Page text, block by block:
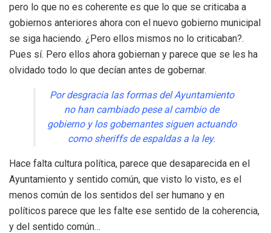
pero lo que no es coherente es que lo que se criticaba a
gobiernos anteriores ahora con el nuevo gobierno municipal
se siga haciendo. ¿Pero ellos mismos no lo criticaban?.
Pues sí. Pero ellos ahora gobiernan y parece que se les ha
olvidado todo lo que decían antes de gobernar.
Por desgracia las formas del Ayuntamiento
no han cambiado pese al cambio de
gobierno y los gobernantes siguen actuando
como sheriffs de espaldas a la ley.
Hace falta cultura política, parece que desaparecida en el
Ayuntamiento y sentido común, que visto lo visto, es el
menos común de los sentidos del ser humano y en
políticos parece que les falte ese sentido de la coherencia,
y del sentido común…